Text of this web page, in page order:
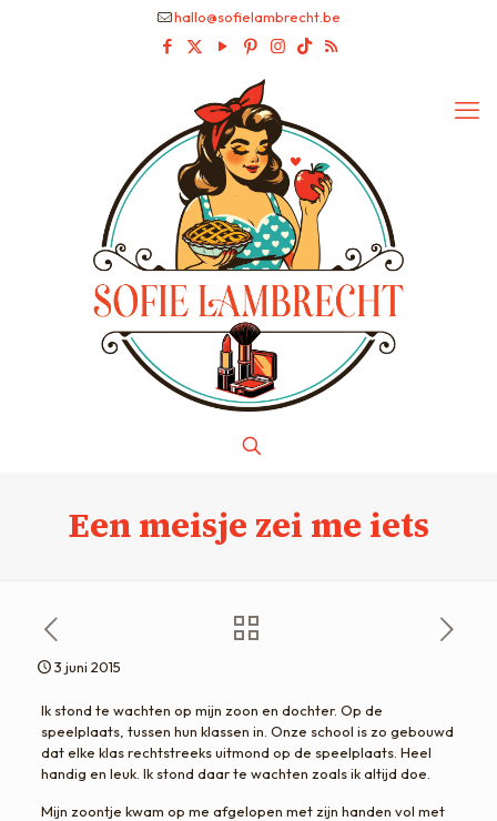
hallo@sofielambrecht.be
Een meisje zei me iets
3 juni 2015
Ik stond te wachten op mijn zoon en dochter. Op de
speelplaats, tussen hun klassen in. Onze school is zo gebouwd
dat elke klas rechtstreeks uitmond op de speelplaats. Heel
handig en leuk. Ik stond daar te wachten zoals ik altijd doe.
Mijn zoontje kwam op me afgelopen met zijn handen vol met